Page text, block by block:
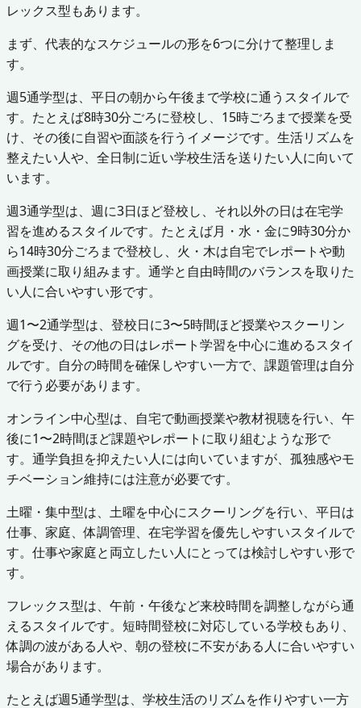
レックス型もあります。
まず、代表的なスケジュールの形を6つに分けて整理しま
す。
週5通学型は、平日の朝から午後まで学校に通うスタイルで
す。たとえば8時30分ごろに登校し、15時ごろまで授業を受
け、その後に自習や面談を行うイメージです。生活リズムを
整えたい人や、全日制に近い学校生活を送りたい人に向いて
います。
週3通学型は、週に3日ほど登校し、それ以外の日は在宅学
習を進めるスタイルです。たとえば月・水・金に9時30分か
ら14時30分ごろまで登校し、火・木は自宅でレポートや動
画授業に取り組みます。通学と自由時間のバランスを取りた
い人に合いやすい形です。
週1〜2通学型は、登校日に3〜5時間ほど授業やスクーリン
グを受け、その他の日はレポート学習を中心に進めるスタイ
ルです。自分の時間を確保しやすい一方で、課題管理は自分
で行う必要があります。
オンライン中心型は、自宅で動画授業や教材視聴を行い、午
後に1〜2時間ほど課題やレポートに取り組むような形で
す。通学負担を抑えたい人には向いていますが、孤独感やモ
チベーション維持には注意が必要です。
土曜・集中型は、土曜を中心にスクーリングを行い、平日は
仕事、家庭、体調管理、在宅学習を優先しやすいスタイルで
す。仕事や家庭と両立したい人にとっては検討しやすい形で
す。
フレックス型は、午前・午後など来校時間を調整しながら通
えるスタイルです。短時間登校に対応している学校もあり、
体調の波がある人や、朝の登校に不安がある人に合いやすい
場合があります。
たとえば週5通学型は、学校生活のリズムを作りやすい一方